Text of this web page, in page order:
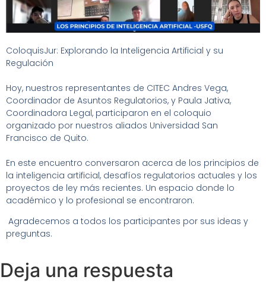
ColoquisJur: Explorando la Inteligencia Artificial y su
Regulación
Hoy, nuestros representantes de CITEC Andres Vega,
Coordinador de Asuntos Regulatorios, y Paula Jativa,
Coordinadora Legal, participaron en el coloquio
organizado por nuestros aliados Universidad San
Francisco de Quito.
En este encuentro conversaron acerca de los principios de
la inteligencia artificial, desafíos regulatorios actuales y los
proyectos de ley más recientes. Un espacio donde lo
académico y lo profesional se encontraron.
Agradecemos a todos los participantes por sus ideas y
preguntas.
Deja una respuesta